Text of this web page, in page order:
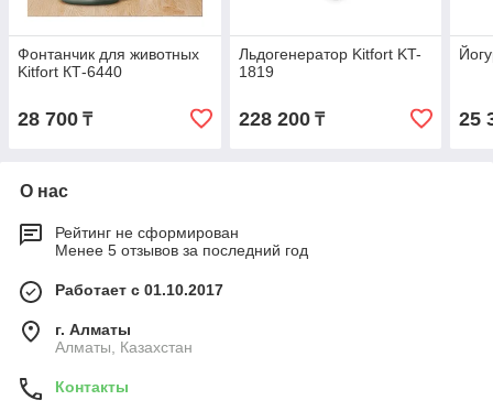
Фонтанчик для животных
Kitfort КТ-6440
28 700 ₸
Льдогенератор Kitfort KT-
1819
228 200₸ 25
О нас
Рейтинг не сформирован
Менее 5 отзывов за последний год
Работает с 01.10.2017
г. Алматы
Алматы, Казахстан
Контакты